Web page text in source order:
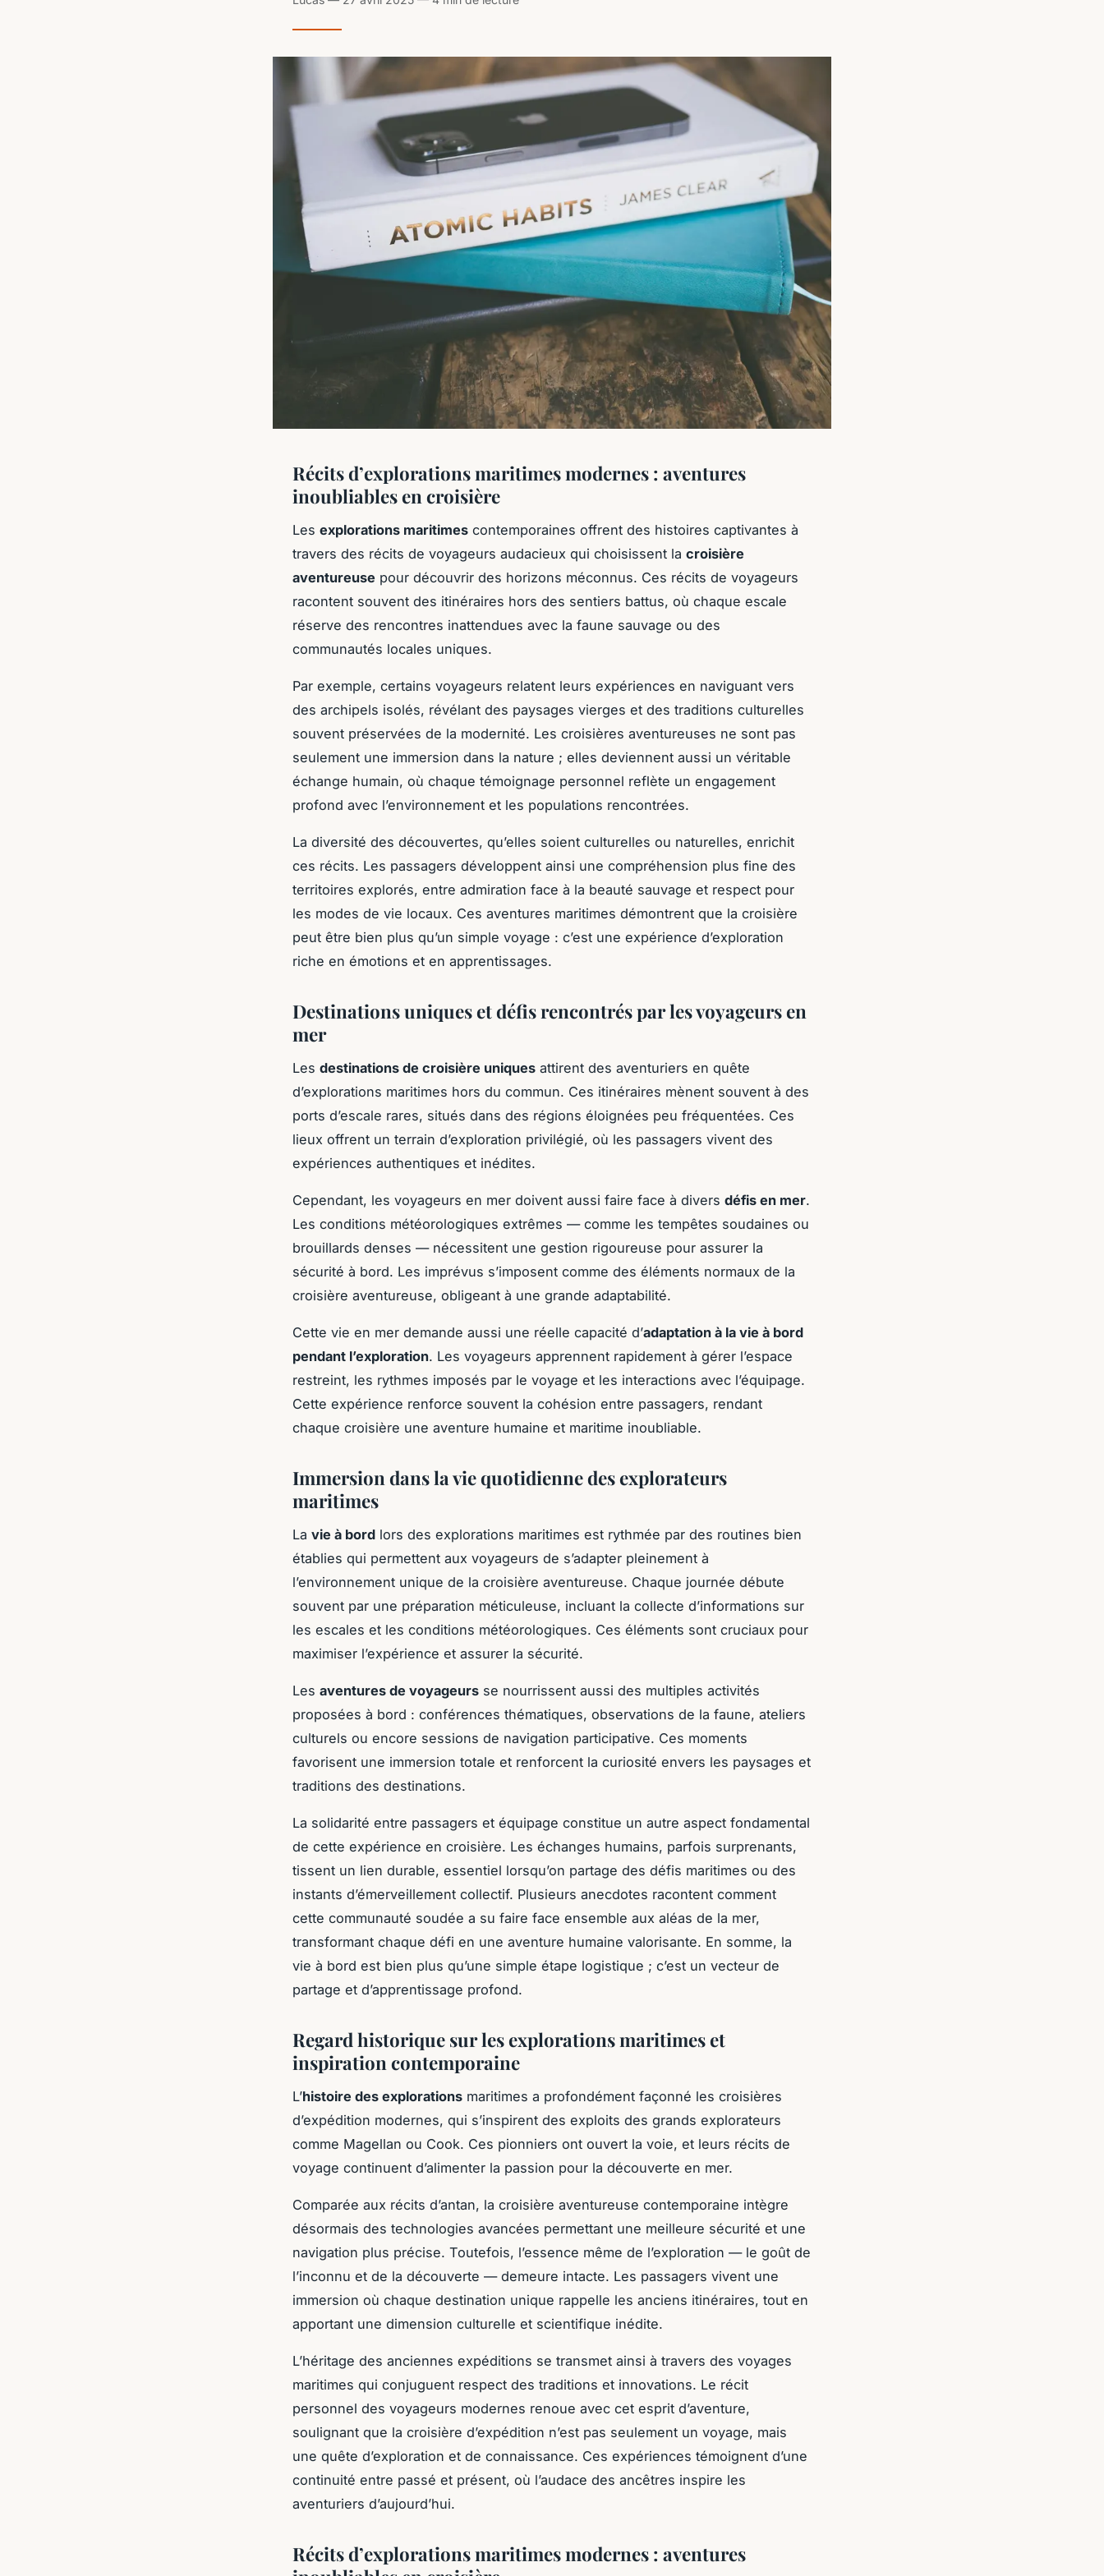
Récits d’explorations maritimes modernes : aventures
inoubliables en croisière
Les explorations maritimes contemporaines offrent des histoires captivantes à
travers des récits de voyageurs audacieux qui choisissent la croisière
aventureuse pour découvrir des horizons méconnus. Ces récits de voyageurs
racontent souvent des itinéraires hors des sentiers battus, où chaque escale
réserve des rencontres inattendues avec la faune sauvage ou des
communautés locales uniques.
Par exemple, certains voyageurs relatent leurs expériences en naviguant vers
des archipels isolés, révélant des paysages vierges et des traditions culturelles
souvent préservées de la modernité. Les croisières aventureuses ne sont pas
seulement une immersion dans la nature ; elles deviennent aussi un véritable
échange humain, où chaque témoignage personnel reflète un engagement
profond avec l’environnement et les populations rencontrées.
La diversité des découvertes, qu’elles soient culturelles ou naturelles, enrichit
ces récits. Les passagers développent ainsi une compréhension plus fine des
territoires explorés, entre admiration face à la beauté sauvage et respect pour
les modes de vie locaux. Ces aventures maritimes démontrent que la croisière
peut être bien plus qu’un simple voyage : c’est une expérience d’exploration
riche en émotions et en apprentissages.
Destinations uniques et défis rencontrés par les voyageurs en
mer
Les destinations de croisière uniques attirent des aventuriers en quête
d’explorations maritimes hors du commun. Ces itinéraires mènent souvent à des
ports d’escale rares, situés dans des régions éloignées peu fréquentées. Ces
lieux offrent un terrain d’exploration privilégié, où les passagers vivent des
expériences authentiques et inédites.
Cependant, les voyageurs en mer doivent aussi faire face à divers défis en mer.
Les conditions météorologiques extrêmes — comme les tempêtes soudaines ou
brouillards denses — nécessitent une gestion rigoureuse pour assurer la
sécurité à bord. Les imprévus s’imposent comme des éléments normaux de la
croisière aventureuse, obligeant à une grande adaptabilité.
Cette vie en mer demande aussi une réelle capacité d’adaptation à la vie à bord
pendant l’exploration. Les voyageurs apprennent rapidement à gérer l’espace
restreint, les rythmes imposés par le voyage et les interactions avec l’équipage.
Cette expérience renforce souvent la cohésion entre passagers, rendant
chaque croisière une aventure humaine et maritime inoubliable.
Immersion dans la vie quotidienne des explorateurs
maritimes
La vie à bord lors des explorations maritimes est rythmée par des routines bien
établies qui permettent aux voyageurs de s’adapter pleinement à
l’environnement unique de la croisière aventureuse. Chaque journée débute
souvent par une préparation méticuleuse, incluant la collecte d’informations sur
les escales et les conditions météorologiques. Ces éléments sont cruciaux pour
maximiser l’expérience et assurer la sécurité.
Les aventures de voyageurs se nourrissent aussi des multiples activités
proposées à bord : conférences thématiques, observations de la faune, ateliers
culturels ou encore sessions de navigation participative. Ces moments
favorisent une immersion totale et renforcent la curiosité envers les paysages et
traditions des destinations.
La solidarité entre passagers et équipage constitue un autre aspect fondamental
de cette expérience en croisière. Les échanges humains, parfois surprenants,
tissent un lien durable, essentiel lorsqu’on partage des défis maritimes ou des
instants d’émerveillement collectif. Plusieurs anecdotes racontent comment
cette communauté soudée a su faire face ensemble aux aléas de la mer,
transformant chaque défi en une aventure humaine valorisante. En somme, la
vie à bord est bien plus qu’une simple étape logistique ; c’est un vecteur de
partage et d’apprentissage profond.
Regard historique sur les explorations maritimes et
inspiration contemporaine
L’histoire des explorations maritimes a profondément façonné les croisières
d’expédition modernes, qui s’inspirent des exploits des grands explorateurs
comme Magellan ou Cook. Ces pionniers ont ouvert la voie, et leurs récits de
voyage continuent d’alimenter la passion pour la découverte en mer.
Comparée aux récits d’antan, la croisière aventureuse contemporaine intègre
désormais des technologies avancées permettant une meilleure sécurité et une
navigation plus précise. Toutefois, l’essence même de l’exploration — le goût de
l’inconnu et de la découverte — demeure intacte. Les passagers vivent une
immersion où chaque destination unique rappelle les anciens itinéraires, tout en
apportant une dimension culturelle et scientifique inédite.
L’héritage des anciennes expéditions se transmet ainsi à travers des voyages
maritimes qui conjuguent respect des traditions et innovations. Le récit
personnel des voyageurs modernes renoue avec cet esprit d’aventure,
soulignant que la croisière d’expédition n’est pas seulement un voyage, mais
une quête d’exploration et de connaissance. Ces expériences témoignent d’une
continuité entre passé et présent, où l’audace des ancêtres inspire les
aventuriers d’aujourd’hui.
Récits d’explorations maritimes modernes : aventures